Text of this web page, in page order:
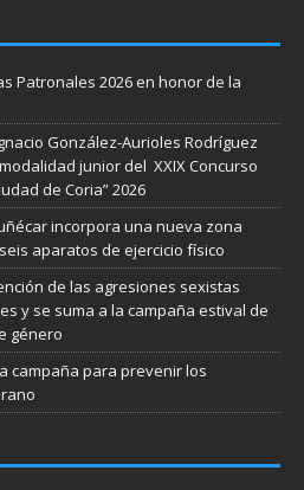
Patronales 2026 en honor de la
González-Aurioles Rodríguez
junior del XXIX Concurso
de Coria” 2026
incorpora una nueva zona
aparatos de ejercicio físico
de las agresiones sexistas
y se suma a la campaña estival de
género
campaña para prevenir los